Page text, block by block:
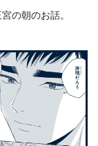
の朝のお話。